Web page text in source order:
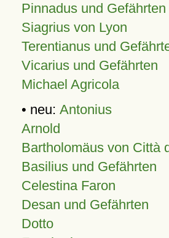
Pinnadus und Gefährten
Siagrius von Lyon
Terentianus und
Vicarius und Gefährten
Michael Agricola
• neu: Antonius
Arnold
Bartholomäus von Città
Basilius und Gefährten
Celestina Faron
Desan und Gefährten
Dotto